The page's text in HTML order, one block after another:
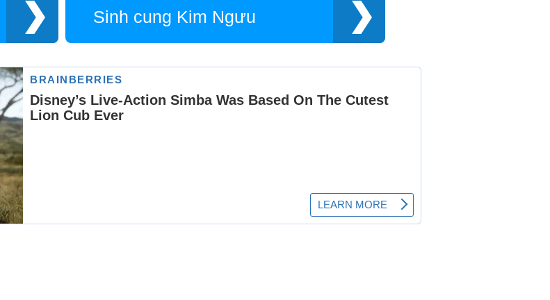
Sinh cung Kim Ngưu